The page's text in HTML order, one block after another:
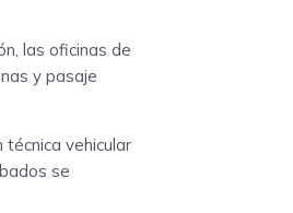
las oficinas de
y pasaje
vehicular
se